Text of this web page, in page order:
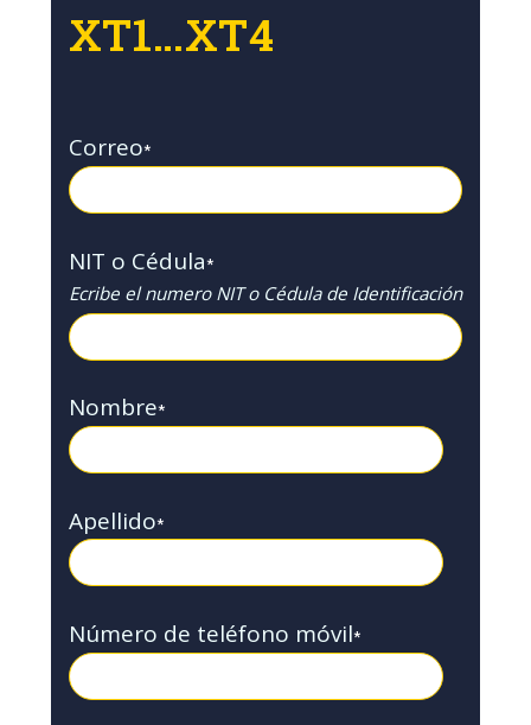
XT1…XT4
Correo*
NIT o Cédula*
Ecribe el numero NIT o Cédula de Identificación
Nombre*
Apellido*
Número de teléfono móvil*